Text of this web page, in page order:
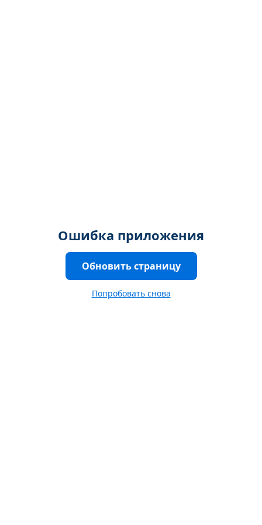
Ошибка приложения
Обновить страницу
Попробовать снова